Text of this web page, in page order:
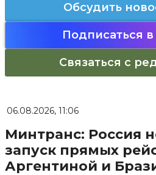
Обсудить
Подписаться в
Связаться с
06.08.2026, 11:06
Минтранс: Россия
запуск прямых
Аргентиной и